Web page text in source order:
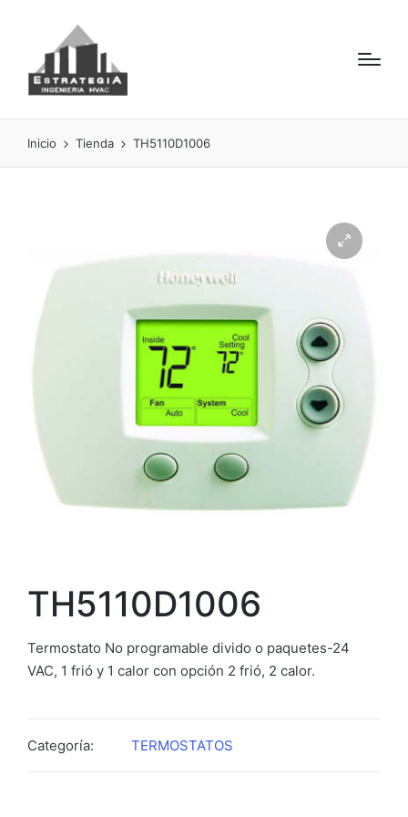
Inicio Tienda TH5110D1006
TH5110D1006
Termostato No programable divido o paquetes-24
VAC, 1 frió y 1 calor con opción 2 frió, 2 calor.
Categoría: TERMOSTATOS